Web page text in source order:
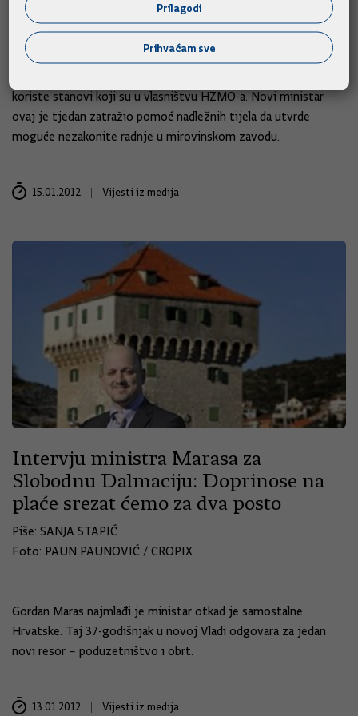
umirovljenja i trošili milijune na organizaciju sportskih igara.
Zamjenici ravnatelja godinama su na mjestu vršitelja dužnosti,
koriste stanovi koji su u vlasništvu HZMO-a. Novi ministar
ovaj je tjedan zatražio pomoć nadležnih tijela da utvrde
moguće nezakonite radnje u mirovinskom zavodu.
15.01.2012. Vijesti iz medija
Intervju ministra Marasa za
Slobodnu Dalmaciju: Doprinose na
plaće srezat ćemo za dva posto
Piše: SANJA STAPIĆ
Foto: PAUN PAUNOVIĆ / CROPIX
Gordan Maras najmlađi je ministar otkad je samostalne
Hrvatske. Taj 37-godišnjak u novoj Vladi odgovara za jedan
novi resor – poduzetništvo i obrt.
13.01.2012. Vijesti iz medija
Prilagodi
Prihvaćam sve